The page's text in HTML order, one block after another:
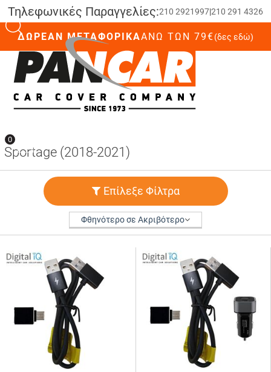
Τηλεφωνικές Παραγγελίες:210 2921997|210 291 4326
ΔΩΡΕΑΝ ΜΕΤΑΦΟΡΙΚΑΆΝΩ ΤΩΝ 79€(δες εδώ)
0
Sportage (2018-2021)
Επίλεξε Φίλτρα
Φθηνότερο σε Ακριβότερο